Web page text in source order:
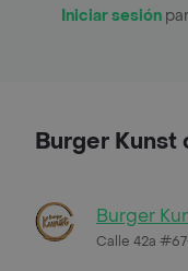
Iniciar sesión
Burger Kunst
Burger
Calle 42a